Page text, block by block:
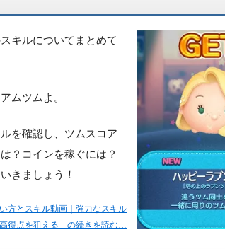
キルについてまとめて
ムツムよ。
を確認し、ツムスコア
？コインを稼ぐには？
きましょう！
方とスキル動画｜強力なスキル
得点を狙える」の続きを読む…